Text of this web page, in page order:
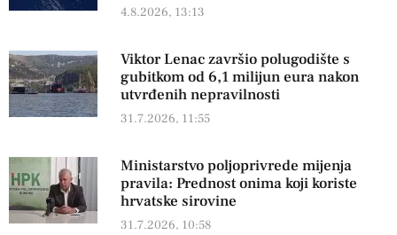
4.8.2026, 13:13
Viktor Lenac završio polugodište s
gubitkom od 6,1 milijun eura nakon
utvrđenih nepravilnosti
31.7.2026, 11:55
Ministarstvo poljoprivrede mijenja
pravila: Prednost onima koji koriste
hrvatske sirovine
31.7.2026, 10:58